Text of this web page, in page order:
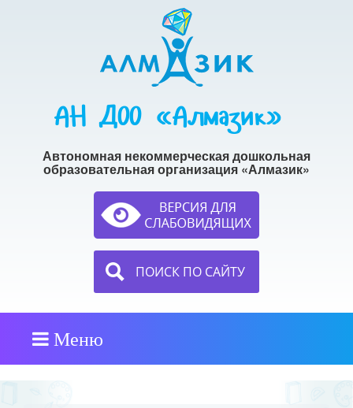
АН ДОО «Алмазик»
Автономная некоммерческая дошкольная
образовательная организация «Алмазик»
ПОИСК ПО САЙТУ
Меню